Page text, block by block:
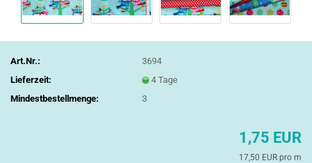
Art.Nr.:
3694
Lieferzeit:
4 Tage
Mindestbestellmenge:
3
1,75 EUR
17,50 EUR pro m